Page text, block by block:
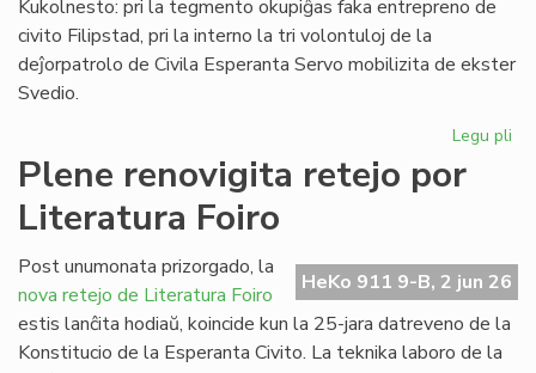
Kukolnesto: pri la tegmento okupiĝas faka entrepreno de
civito Filipstad, pri la interno la tri volontuloj de la
deĵorpatrolo de Civila Esperanta Servo mobilizita de ekster
Svedio.
Legu pli
la
Plene renovigita retejo por
Literatura Foiro
HeKo 911 9-B, 2 jun 26
Post unumonata prizorgado, la
nova retejo de Literatura Foiro
estis lanĉita hodiaŭ, koincide kun la 25-jara datreveno de la
Konstitucio de la Esperanta Civito. La teknika laboro de la